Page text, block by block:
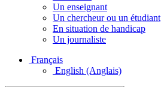
Un enseignant
Un chercheur ou un étudiant
En situation de handicap
Un journaliste
Français
English (Anglais)